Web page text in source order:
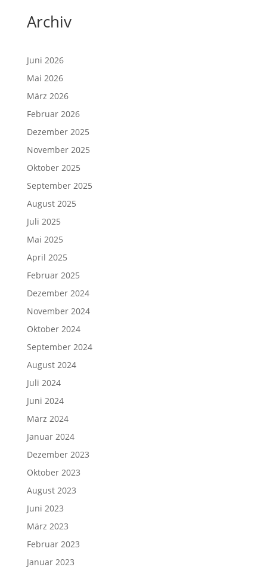
Archiv
Juni 2026
Mai 2026
März 2026
Februar 2026
Dezember 2025
November 2025
Oktober 2025
September 2025
August 2025
Juli 2025
Mai 2025
April 2025
Februar 2025
Dezember 2024
November 2024
Oktober 2024
September 2024
August 2024
Juli 2024
Juni 2024
März 2024
Januar 2024
Dezember 2023
Oktober 2023
August 2023
Juni 2023
März 2023
Februar 2023
Januar 2023